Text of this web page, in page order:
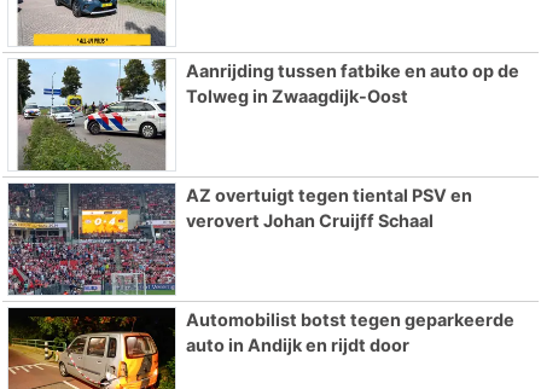
Aanrijding tussen fatbike en auto op de
Tolweg in Zwaagdijk-Oost
AZ overtuigt tegen tiental PSV en
verovert Johan Cruijff Schaal
Automobilist botst tegen geparkeerde
auto in Andijk en rijdt door